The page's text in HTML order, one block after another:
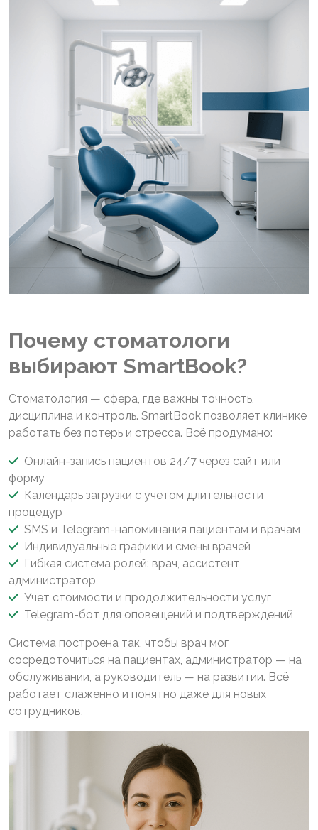
Почему стоматологи
выбирают SmartBook?
Стоматология — сфера, где важны точность,
дисциплина и контроль. SmartBook позволяет клинике
работать без потерь и стресса. Всё продумано:
Онлайн-запись пациентов 24/7 через сайт или
форму
Календарь загрузки с учетом длительности
процедур
SMS и Telegram-напоминания пациентам и врачам
Индивидуальные графики и смены врачей
Гибкая система ролей: врач, ассистент,
администратор
Учет стоимости и продолжительности услуг
Telegram-бот для оповещений и подтверждений
Система построена так, чтобы врач мог
сосредоточиться на пациентах, администратор — на
обслуживании, а руководитель — на развитии. Всё
работает слаженно и понятно даже для новых
сотрудников.